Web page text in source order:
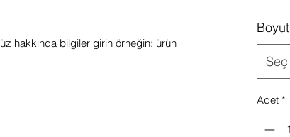
hakkında bilgiler girin örneğin: ürün
Boyut
Seç
Adet *